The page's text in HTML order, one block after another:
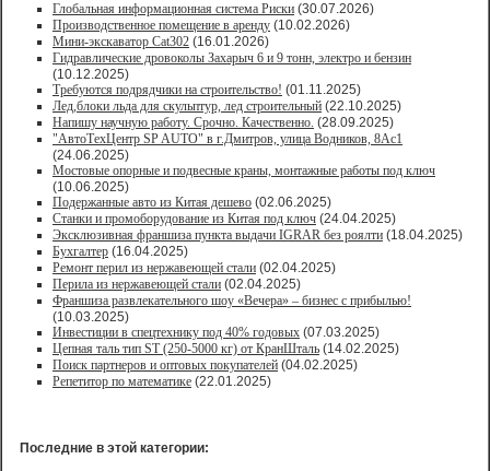
Глобальная информационная система Риски (30.07.2026)
Производственное помещение в аренду (10.02.2026)
Мини-экскаватор Cat302 (16.01.2026)
Гидравлические дровоколы Захарыч 6 и 9 тонн, электро и бензин
(10.12.2025)
Требуются подрядчики на строительство! (01.11.2025)
Лед,блоки льда для скульптур, лед строительный (22.10.2025)
Напишу научную работу. Срочно. Качественно. (28.09.2025)
"АвтоТехЦентр SP AUTO" в г.Дмитров, улица Водников, 8Ас1
(24.06.2025)
Мостовые опорные и подвесные краны, монтажные работы под ключ
(10.06.2025)
Подержанные авто из Китая дешево (02.06.2025)
Станки и промоборудование из Китая под ключ (24.04.2025)
Эксклюзивная франшиза пункта выдачи IGRAR без роялти (18.04.2025)
Бухгалтер (16.04.2025)
Ремонт перил из нержавеющей стали (02.04.2025)
Перила из нержавеющей стали (02.04.2025)
Франшиза развлекательного шоу «Вечера» – бизнес с прибылью!
(10.03.2025)
Инвестиции в спецтехнику под 40% годовых (07.03.2025)
Цепная таль тип ST (250-5000 кг) от КранШталь (14.02.2025)
Поиск партнеров и оптовых покупателей (04.02.2025)
Репетитор по математике (22.01.2025)
Последние в этой категории: